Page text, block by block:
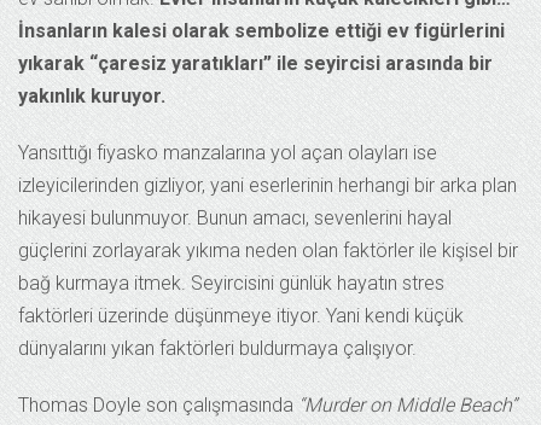
İnsanların kalesi olarak sembolize ettiği ev figürlerini
yıkarak “çaresiz yaratıkları” ile seyircisi arasında bir
yakınlık kuruyor.
Yansıttığı fiyasko manzalarına yol açan olayları ise
izleyicilerinden gizliyor, yani eserlerinin herhangi bir arka plan
hikayesi bulunmuyor. Bunun amacı, sevenlerini hayal
güçlerini zorlayarak yıkıma neden olan faktörler ile kişisel bir
bağ kurmaya itmek. Seyircisini günlük hayatın stres
faktörleri üzerinde düşünmeye itiyor. Yani kendi küçük
dünyalarını yıkan faktörleri buldurmaya çalışıyor.
Thomas Doyle son çalışmasında “Murder on Middle Beach”